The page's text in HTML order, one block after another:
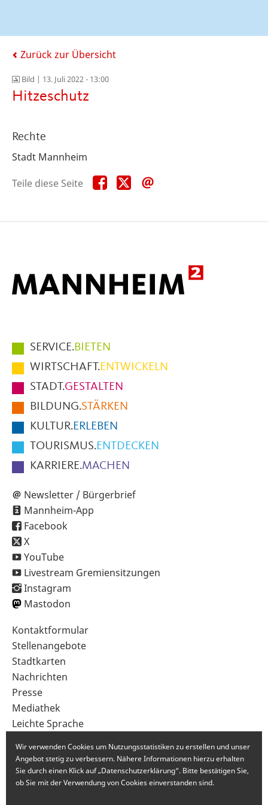
Zurück zur Übersicht
Bild | 13. Juli 2022 - 13:00
Hitzeschutz
Rechte
Stadt Mannheim
Teile diese Seite
Teile
diese
Teile
diese
Hauptmenüpunkte
im
Fußbereich
der
Seite
SERVICE.BIETEN
WIRTSCHAFT.ENTWICKELN
STADT.GESTALTEN
BILDUNG.STÄRKEN
KULTUR.ERLEBEN
TOURISMUS.ENTDECKEN
KARRIERE.MACHEN
Newsletter / Bürgerbrief
Mannheim-App
Facebook
X
YouTube
Livestream Gremiensitzungen
Instagram
Mastodon
Sekundärnavigation
im
Fußbereich
Kontaktformular
Stellenangebote
Stadtkarten
Nachrichten
Presse
Mediathek
Leichte Sprache
Wir verwenden Cookies um Nutzungsstatistiken zu erstellen und unser
Angebot stetig zu verbessern. Nähere Informationen hierzu erhalten
Sie durch einen Klick auf „Datenschutzerklärung“. Bitte bestätigen Sie,
ob Sie mit der Verwendung von Cookies einverstanden sind.